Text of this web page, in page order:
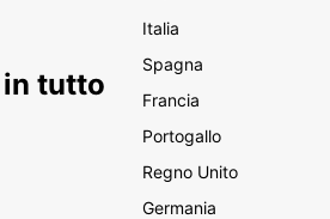
in tutto
Italia
Spagna
Francia
Portogallo
Regno Unito
Germania